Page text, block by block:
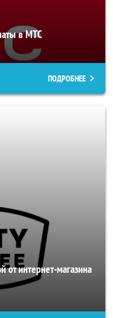
в МТС
ПОДРОБНЕЕ
от интернет-магазина